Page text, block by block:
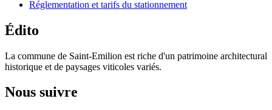
Réglementation et tarifs du stationnement
Édito
La commune de Saint-Emilion est riche d'un patrimoine architectural
historique et de paysages viticoles variés.
Nous suivre